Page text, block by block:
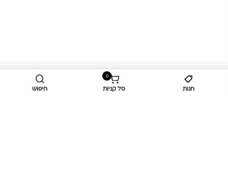
חנות
0
סל קניות חיפוש